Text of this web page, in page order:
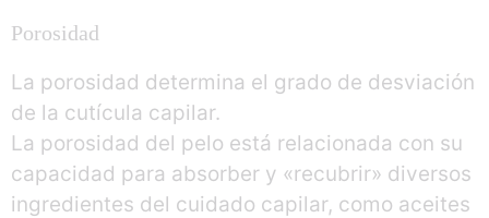
Porosidad
La porosidad determina el grado de desviación
de la cutícula capilar.
La porosidad del pelo está relacionada con su
capacidad para absorber y «recubrir» diversos
ingredientes del cuidado capilar, como aceites